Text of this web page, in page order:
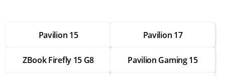
Настройка операционной системы
Pavilion 15 Pavilion 17
ZBook Firefly 15 G8 Pavilion Gaming 15